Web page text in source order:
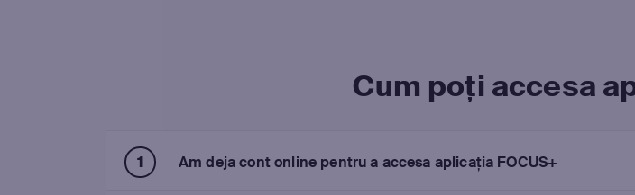
Cum poți accesa
Am deja cont online pentru a accesa aplicația FOCUS+